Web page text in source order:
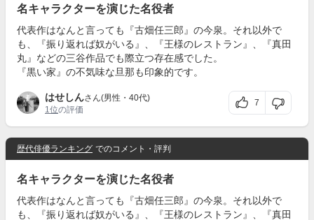
名キャラクターを演じた名役者
代表作はなんと言っても『古畑任三郎』の今泉。それ以外で
も、『振り返れば奴がいる』、『王様のレストラン』、『真田
丸』などの三谷作品でも際立つ存在感でした。
『黒い家』の不気味な旦那も印象的です。
はせしんさん(男性・40代)
1位の評価
7
歴代俳優ランキング でのコメント・評判
名キャラクターを演じた名役者
代表作はなんと言っても『古畑任三郎』の今泉。それ以外で
も、『振り返れば奴がいる』、『王様のレストラン』、『真田